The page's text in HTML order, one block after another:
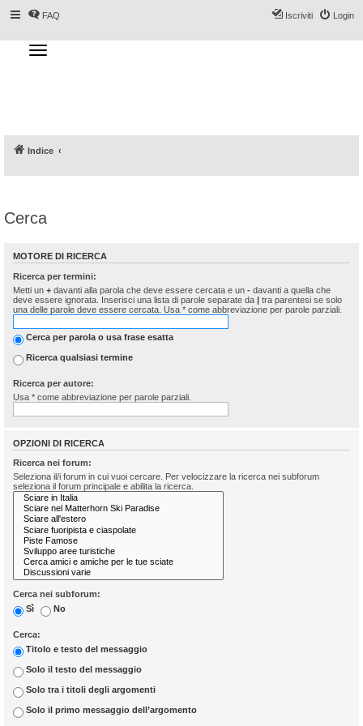
FAQ Login
Iscriviti
T
o
g
a
t
Indice
Cerca
MOTORE DI RICERCA
Ricerca per termini:
Metti un + davanti alla parola che deve essere cercata e un - davanti a quella che
deve essere ignorata. Inserisci una lista di parole separate da | tra parentesi se solo
una delle parole deve essere cercata. Usa * come abbreviazione per parole parziali.
Cerca per parola o usa frase esatta
Ricerca qualsiasi termine
Ricerca per autore:
Usa * come abbreviazione per parole parziali.
OPZIONI DI RICERCA
Ricerca nei forum:
Seleziona il/i forum in cui vuoi cercare. Per velocizzare la ricerca nei subforum
seleziona il forum principale e abilita la ricerca.
Cerca nei subforum:
Sì
No
Cerca:
Titolo e testo del messaggio
Solo il testo del messaggio
Solo tra i titoli degli argomenti
Solo il primo messaggio dell’argomento